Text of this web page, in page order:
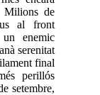
Milions de
al front
enemic
serenitat
final
perillós
setembre,